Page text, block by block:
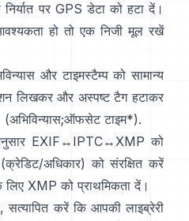
पर GPS डेटा को हटा दें।
हो तो एक निजी मूल रखें
और टाइमस्टैम्प को सामान्य
लिखकर और अस्पष्ट टैग हटाकर
(अभिविन्यास;ऑफसेट टाइम*).
अनुसार EXIF↔IPTC↔XMP को
अधिकार) को संरक्षित करें
लिए XMP को प्राथमिकता दें।
करें कि आपकी लाइब्रेरी